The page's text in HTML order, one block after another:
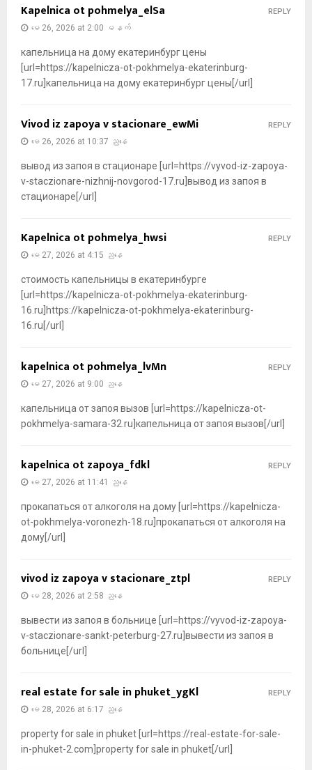
Kapelnica ot pohmelya_elSa
မေ 26, 2026 at 2:00 မနက်
капельница на дому екатеринбург цены
[url=https://kapelnicza-ot-pokhmelya-ekaterinburg-
17.ru]капельница на дому екатеринбург цены[/url]
REPLY
Vivod iz zapoya v stacionare_ewMi
မေ 26, 2026 at 10:37 ညနေ
вывод из запоя в стационаре [url=https://vyvod-iz-zapoya-
v-staczionare-nizhnij-novgorod-17.ru]вывод из запоя в
стационаре[/url]
REPLY
Kapelnica ot pohmelya_hwsi
မေ 27, 2026 at 4:15 ညနေ
стоимость капельницы в екатеринбурге
[url=https://kapelnicza-ot-pokhmelya-ekaterinburg-
16.ru]https://kapelnicza-ot-pokhmelya-ekaterinburg-
16.ru[/url]
REPLY
kapelnica ot pohmelya_lvMn
မေ 27, 2026 at 9:00 ညနေ
капельница от запоя вызов [url=https://kapelnicza-ot-
pokhmelya-samara-32.ru]капельница от запоя вызов[/url]
REPLY
kapelnica ot zapoya_fdkl
မေ 27, 2026 at 11:41 ညနေ
прокапаться от алкоголя на дому [url=https://kapelnicza-
ot-pokhmelya-voronezh-18.ru]прокапаться от алкоголя на
дому[/url]
REPLY
vivod iz zapoya v stacionare_ztpl
မေ 28, 2026 at 2:58 ညနေ
вывести из запоя в больнице [url=https://vyvod-iz-zapoya-
v-staczionare-sankt-peterburg-27.ru]вывести из запоя в
больнице[/url]
REPLY
real estate for sale in phuket_ygKl
မေ 28, 2026 at 6:17 ညနေ
property for sale in phuket [url=https://real-estate-for-sale-
in-phuket-2.com]property for sale in phuket[/url]
REPLY